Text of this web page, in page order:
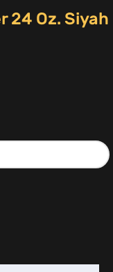
24 Oz. Siyah